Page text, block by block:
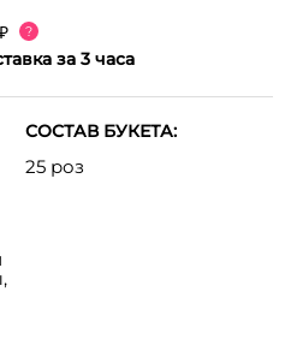
?
за 3 часа
СОСТАВ БУКЕТА:
25 роз